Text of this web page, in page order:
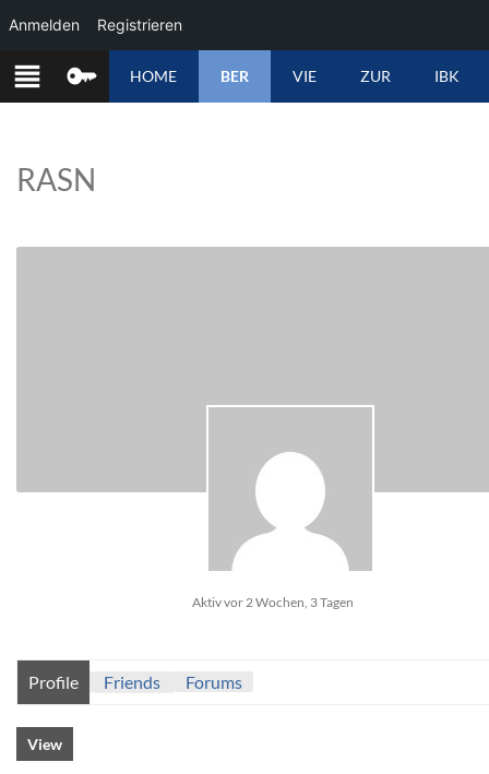
ZUM
INHALT
HOME BER VIE ZUR IBK
RASN
Aktiv vor 2 Wochen, 3 Tagen
Profile Friends Forums
View
Anmelden Registrieren